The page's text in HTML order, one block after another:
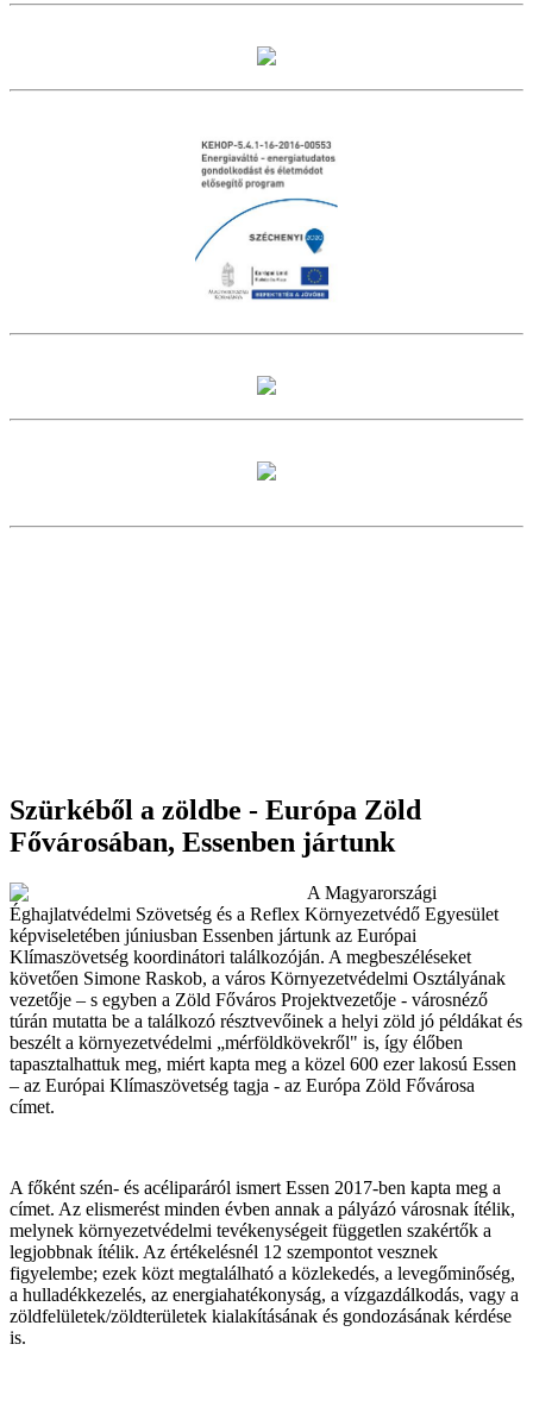
Szürkéből a zöldbe - Európa Zöld
Fővárosában, Essenben jártunk
A Magyarországi
Éghajlatvédelmi Szövetség és a Reflex Környezetvédő Egyesület
képviseletében júniusban Essenben jártunk az Európai
Klímaszövetség koordinátori találkozóján. A megbeszéléseket
követően Simone Raskob, a város Környezetvédelmi Osztályának
vezetője – s egyben a Zöld Főváros Projektvezetője - városnéző
túrán mutatta be a találkozó résztvevőinek a helyi zöld jó példákat és
beszélt a környezetvédelmi „mérföldkövekről" is, így élőben
tapasztalhattuk meg, miért kapta meg a közel 600 ezer lakosú Essen
– az Európai Klímaszövetség tagja - az Európa Zöld Fővárosa
címet.
A főként szén- és acéliparáról ismert Essen 2017-ben kapta meg a
címet. Az elismerést minden évben annak a pályázó városnak ítélik,
melynek környezetvédelmi tevékenységeit független szakértők a
legjobbnak ítélik. Az értékelésnél 12 szempontot vesznek
figyelembe; ezek közt megtalálható a közlekedés, a levegőminőség,
a hulladékkezelés, az energiahatékonyság, a vízgazdálkodás, vagy a
zöldfelületek/zöldterületek kialakításának és gondozásának kérdése
is.